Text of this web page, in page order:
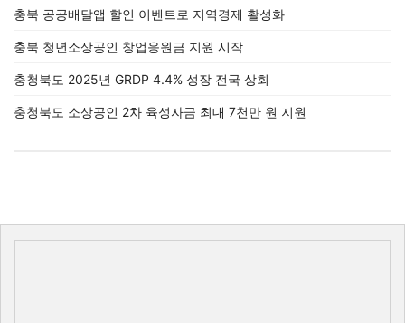
충북 공공배달앱 할인 이벤트로 지역경제 활성화
충북 청년소상공인 창업응원금 지원 시작
충청북도 2025년 GRDP 4.4% 성장 전국 상회
충청북도 소상공인 2차 육성자금 최대 7천만 원 지원